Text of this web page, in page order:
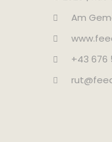
Am
+43 676